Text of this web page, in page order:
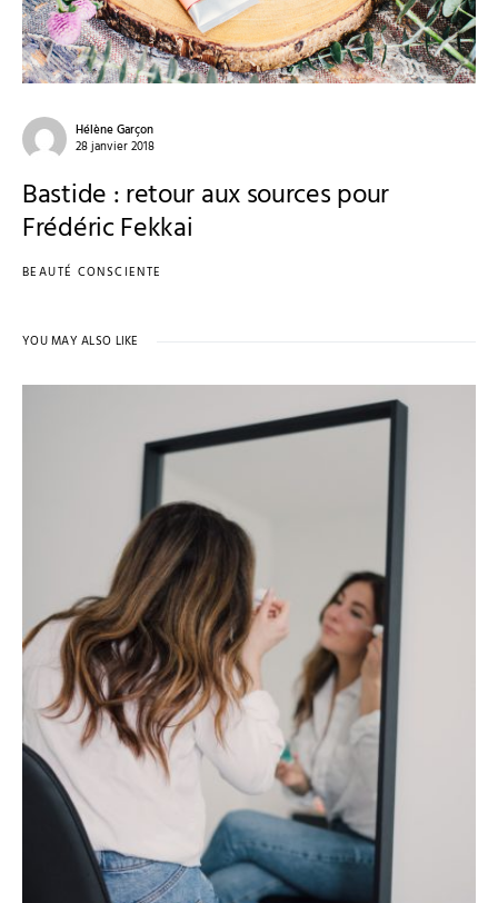
Hélène Garçon
28 janvier 2018
Bastide : retour aux sources pour
Frédéric Fekkai
BEAUTÉ CONSCIENTE
YOU MAY ALSO LIKE